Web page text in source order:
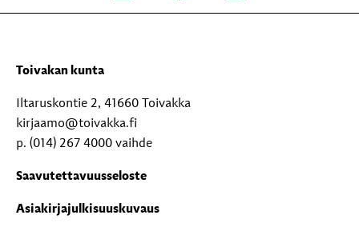
Toivakan kunta
Iltaruskontie 2, 41660 Toivakka
kirjaamo@toivakka.fi
p. (014) 267 4000 vaihde
Saavutettavuusseloste
Asiakirjajulkisuuskuvaus